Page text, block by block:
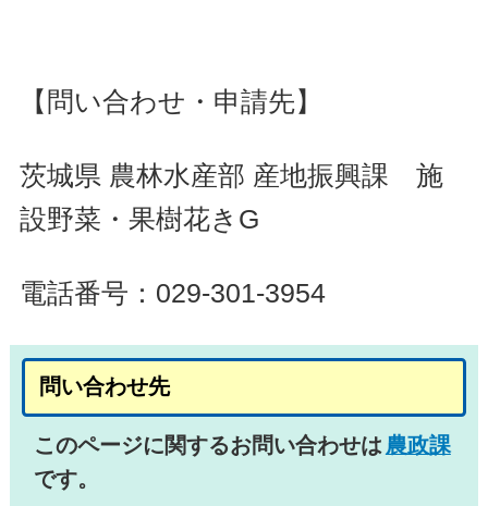
【問い合わせ・申請先】
茨城県 農林水産部 産地振興課 施
設野菜・果樹花きG
電話番号：029-301-3954
問い合わせ先
このページに関するお問い合わせは 農政課
です。